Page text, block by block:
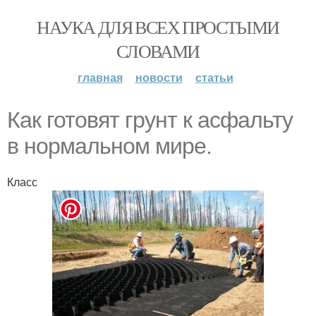
НАУКА ДЛЯ ВСЕХ ПРОСТЫМИ
СЛОВАМИ
главная новости статьи
Как готовят грунт к асфальту
в нормальном мире.
Класс